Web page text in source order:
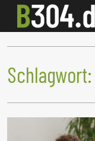
Schlagwort: